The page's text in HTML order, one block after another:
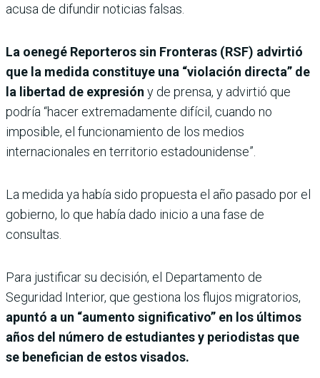
acusa de difundir noticias falsas.
La oenegé Reporteros sin Fronteras (RSF) advirtió
que la medida constituye una “violación directa” de
la libertad de expresión y de prensa, y advirtió que
podría “hacer extremadamente difícil, cuando no
imposible, el funcionamiento de los medios
internacionales en territorio estadounidense”.
La medida ya había sido propuesta el año pasado por el
gobierno, lo que había dado inicio a una fase de
consultas.
Para justificar su decisión, el Departamento de
Seguridad Interior, que gestiona los flujos migratorios,
apuntó a un “aumento significativo” en los últimos
años del número de estudiantes y periodistas que
se benefician de estos visados.